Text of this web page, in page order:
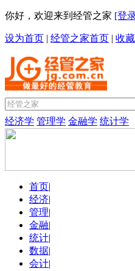
你好，欢迎来到经管之家 [登
设为首页 | 经管之家首页 | 收
经济学 管理学 金融学 统计学
首页|
经济|
管理|
金融|
统计|
数据|
会计|